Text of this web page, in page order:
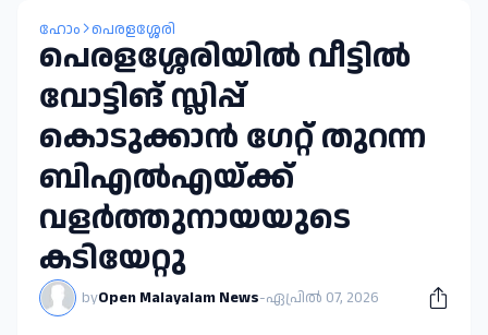
ഹോം പെരളശ്ശേരി
പെരളശ്ശേരിയില്‍ വീട്ടില്‍
വോട്ടിങ് സ്ലിപ്പ്
കൊടുക്കാൻ ഗേറ്റ് തുറന്ന
ബിഎല്‍എയ്ക്ക്
വളര്‍ത്തുനായയുടെ
കടിയേറ്റു
byOpen Malayalam News-ഏപ്രിൽ 07, 2026